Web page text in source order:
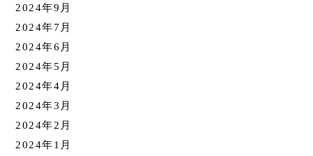
2024年9月
2024年7月
2024年6月
2024年5月
2024年4月
2024年3月
2024年2月
2024年1月